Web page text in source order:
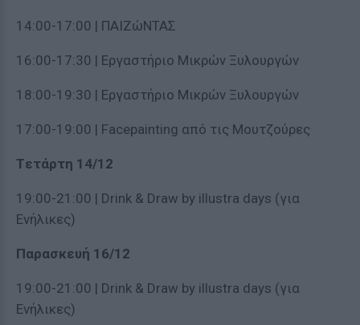
14:00-17:00 | ΠΑΙΖώΝΤΑΣ
16:00-17:30 | Εργαστήριο Μικρών Ξυλουργών
18:00-19:30 | Εργαστήριο Μικρών Ξυλουργών
17:00-19:00 | Facepainting από τις Μουτζούρες
Tετάρτη 14/12
19:00-21:00 | Drink & Draw by illustra days (για
Ενήλικες)
Παρασκευή 16/12
19:00-21:00 | Drink & Draw by illustra days (για
Ενήλικες)